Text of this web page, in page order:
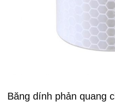
Băng dính phản quang